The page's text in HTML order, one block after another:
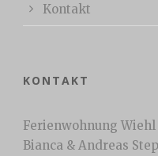
Kontakt
KONTAKT
Ferienwohnung Wiehl
Bianca & Andreas